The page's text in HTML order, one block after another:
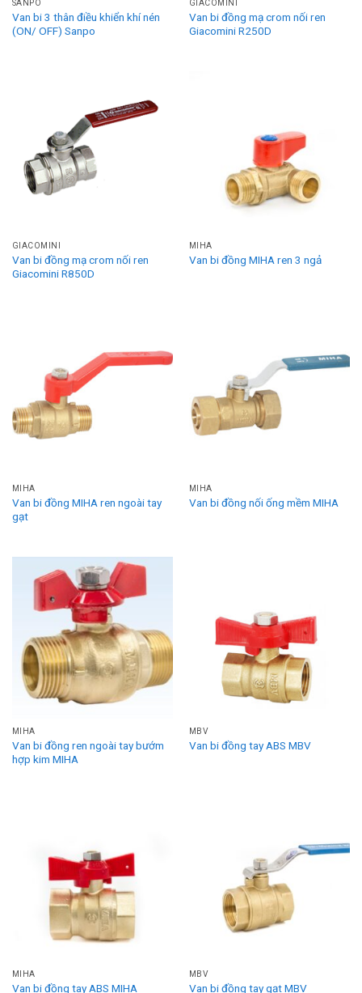
SANPO
Van bi 3 thân điều khiển khí nén
(ON/ OFF) Sanpo
GIACOMINI
Van bi đồng mạ crom nối ren
Giacomini R250D
GIACOMINI
Van bi đồng mạ crom nối ren
Giacomini R850D
MIHA
Van bi đồng MIHA ren 3 ngả
MIHA
Van bi đồng MIHA ren ngoài tay
gạt
MIHA
Van bi đồng nối ống mềm MIHA
MIHA
Van bi đồng ren ngoài tay bướm
hợp kim MIHA
MBV
Van bi đồng tay ABS MBV
MIHA
Van bi đồng tay ABS MIHA
MBV
Van bi đồng tay gạt MBV